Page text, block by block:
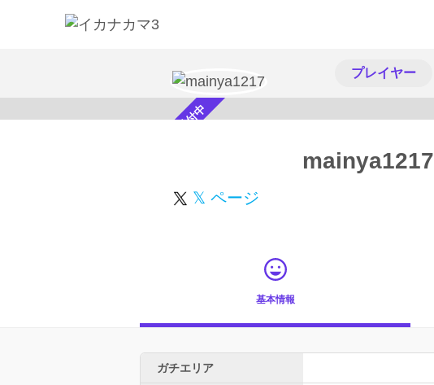
プレイヤー
スカウト受付中 mainya1217
𝕏 ページ
基本情報
ガチエリア